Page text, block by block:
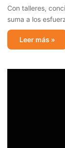
Con talleres,
suma a los
Leer más »